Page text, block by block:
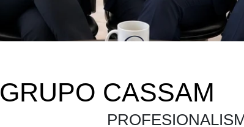
GRUPO CASSAM